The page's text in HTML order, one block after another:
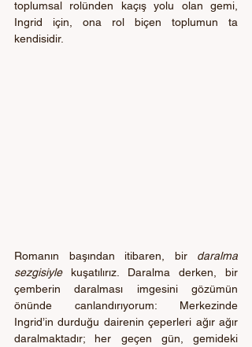
toplumsal rolünden kaçış yolu olan gemi,
Ingrid için, ona rol biçen toplumun ta
kendisidir.
Romanın başından itibaren, bir daralma
sezgisiyle kuşatılırız. Daralma derken, bir
çemberin daralması imgesini gözümün
önünde canlandırıyorum: Merkezinde
Ingrid’in durduğu dairenin çeperleri ağır ağır
daralmaktadır; her geçen gün, gemideki